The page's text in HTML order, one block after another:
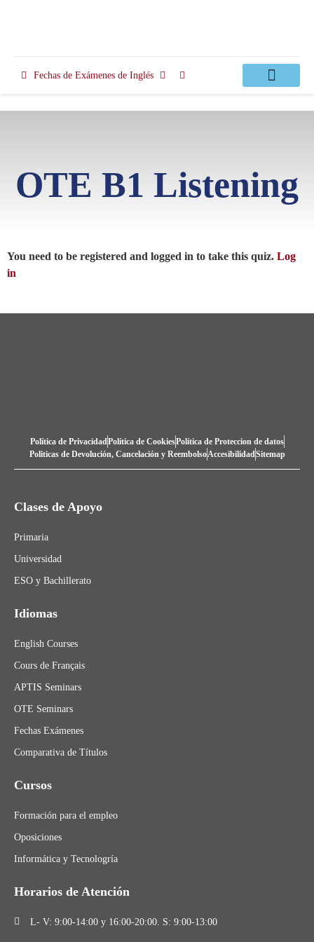
Fechas de Exámenes de Inglés
OTE B1 Listening
You need to be registered and logged in to take this quiz. Log
in
Política de PrivacidadPolítica de CookiesPolítica de Proteccion de datos
Politicas de Devolución, Cancelación y ReembolsoAccesibilidadSitemap
Clases de Apoyo
Primaria
Universidad
ESO y Bachillerato
Idiomas
English Courses
Cours de Français
APTIS Seminars
OTE Seminars
Fechas Exámenes
Comparativa de Títulos
Cursos
Formación para el empleo
Oposiciones
Informática y Tecnologría
Horarios de Atención
L- V: 9:00-14:00 y 16:00-20:00. S: 9:00-13:00